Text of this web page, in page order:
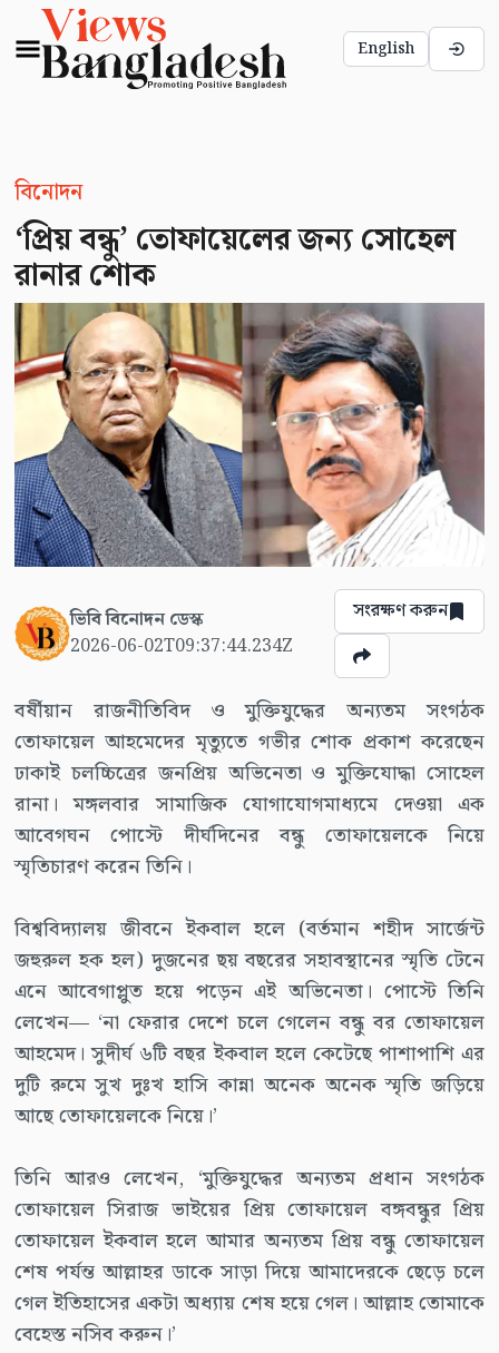
English
বিনোদন
‘প্রিয় বন্ধু’ তোফায়েলের জন্য সোহেল
রানার শোক
ভিবি বিনোদন ডেস্ক
2026-06-02T09:37:44.234Z
সংরক্ষণ করুন
বর্ষীয়ান রাজনীতিবিদ ও মুক্তিযুদ্ধের অন্যতম সংগঠক
তোফায়েল আহমেদের মৃত্যুতে গভীর শোক প্রকাশ করেছেন
ঢাকাই চলচ্চিত্রের জনপ্রিয় অভিনেতা ও মুক্তিযোদ্ধা সোহেল
রানা। মঙ্গলবার সামাজিক যোগাযোগমাধ্যমে দেওয়া এক
আবেগঘন পোস্টে দীর্ঘদিনের বন্ধু তোফায়েলকে নিয়ে
স্মৃতিচারণ করেন তিনি।
বিশ্ববিদ্যালয় জীবনে ইকবাল হলে (বর্তমান শহীদ সার্জেন্ট
জহুরুল হক হল) দুজনের ছয় বছরের সহাবস্থানের স্মৃতি টেনে
এনে আবেগাপ্লুত হয়ে পড়েন এই অভিনেতা। পোস্টে তিনি
লেখেন— ‘না ফেরার দেশে চলে গেলেন বন্ধু বর তোফায়েল
আহমেদ। সুদীর্ঘ ৬টি বছর ইকবাল হলে কেটেছে পাশাপাশি এর
দুটি রুমে সুখ দুঃখ হাসি কান্না অনেক অনেক স্মৃতি জড়িয়ে
আছে তোফায়েলকে নিয়ে।’
তিনি আরও লেখেন, ‘মুক্তিযুদ্ধের অন্যতম প্রধান সংগঠক
তোফায়েল সিরাজ ভাইয়ের প্রিয় তোফায়েল বঙ্গবন্ধুর প্রিয়
তোফায়েল ইকবাল হলে আমার অন্যতম প্রিয় বন্ধু তোফায়েল
শেষ পর্যন্ত আল্লাহর ডাকে সাড়া দিয়ে আমাদেরকে ছেড়ে চলে
গেল ইতিহাসের একটা অধ্যায় শেষ হয়ে গেল। আল্লাহ তোমাকে
বেহেস্ত নসিব করুন।’